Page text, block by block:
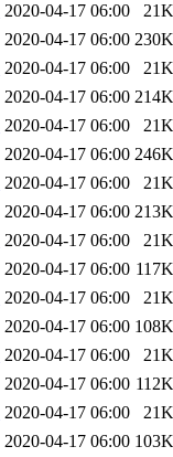
2020-04-17 06:00
21K
2020-04-17 06:00 230K
2020-04-17 06:00
21K
2020-04-17 06:00 214K
2020-04-17 06:00
21K
2020-04-17 06:00 246K
2020-04-17 06:00
21K
2020-04-17 06:00 213K
2020-04-17 06:00
21K
2020-04-17 06:00 117K
2020-04-17 06:00
21K
2020-04-17 06:00 108K
2020-04-17 06:00
21K
2020-04-17 06:00 112K
2020-04-17 06:00
21K
2020-04-17 06:00 103K